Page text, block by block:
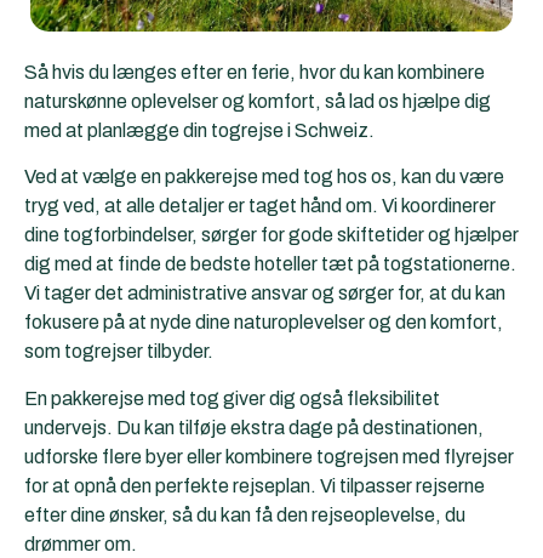
Så hvis du længes efter en ferie, hvor du kan kombinere
naturskønne oplevelser og komfort, så lad os hjælpe dig
med at planlægge din togrejse i Schweiz.
Ved at vælge en pakkerejse med tog hos os, kan du være
tryg ved, at alle detaljer er taget hånd om. Vi koordinerer
dine togforbindelser, sørger for gode skiftetider og hjælper
dig med at finde de bedste hoteller tæt på togstationerne.
Vi tager det administrative ansvar og sørger for, at du kan
fokusere på at nyde dine naturoplevelser og den komfort,
som togrejser tilbyder.
En pakkerejse med tog giver dig også fleksibilitet
undervejs. Du kan tilføje ekstra dage på destinationen,
udforske flere byer eller kombinere togrejsen med flyrejser
for at opnå den perfekte rejseplan. Vi tilpasser rejserne
efter dine ønsker, så du kan få den rejseoplevelse, du
drømmer om.